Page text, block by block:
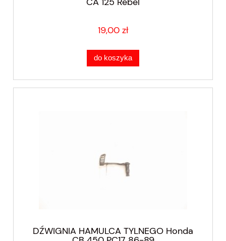
19,00 zł
do koszyka
DŹWIGNIA HAMULCA TYLNEGO Honda